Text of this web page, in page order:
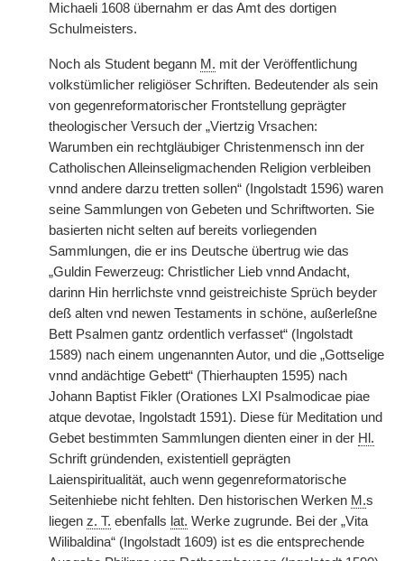
Michaeli 1608 übernahm er das Amt des dortigen
Schulmeisters.
Noch als Student begann M. mit der Veröffentlichung
volkstümlicher religiöser Schriften. Bedeutender als sein
von gegenreformatorischer Frontstellung geprägter
theologischer Versuch der „Viertzig Vrsachen:
Warumben ein rechtgläubiger Christenmensch inn der
Catholischen Alleinseligmachenden Religion verbleiben
vnnd andere darzu tretten sollen“ (Ingolstadt 1596) waren
seine Sammlungen von Gebeten und Schriftworten. Sie
basierten nicht selten auf bereits vorliegenden
Sammlungen, die er ins Deutsche übertrug wie das
„Guldin Fewerzeug: Christlicher Lieb vnnd Andacht,
darinn Hin herrlichste vnnd geistreichiste Sprüch beyder
deß alten vnd newen Testaments in schöne, außerleßne
Bett Psalmen gantz ordentlich verfasset“ (Ingolstadt
1589) nach einem ungenannten Autor, und die „Gottselige
vnnd andächtige Gebett“ (Thierhaupten 1595) nach
Johann Baptist Fikler (Orationes LXI Psalmodicae piae
atque devotae, Ingolstadt 1591). Diese für Meditation und
Gebet bestimmten Sammlungen dienten einer in der Hl.
Schrift gründenden, existentiell geprägten
Laienspiritualität, auch wenn gegenreformatorische
Seitenhiebe nicht fehlten. Den historischen Werken M.s
liegen z. T. ebenfalls lat. Werke zugrunde. Bei der „Vita
Wilibaldina“ (Ingolstadt 1609) ist es die entsprechende